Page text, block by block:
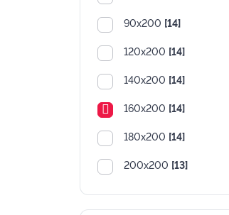
90х200 [14]
120х200 [14]
140х200 [14]
160х200 [14]
180х200 [14]
200х200 [13]